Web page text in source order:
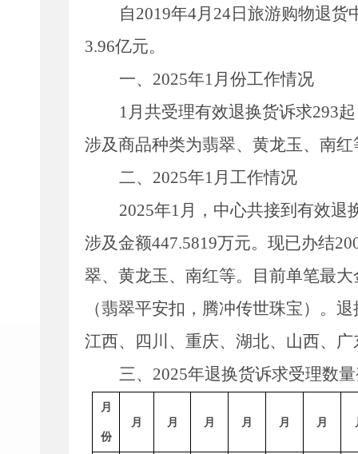
自2019年4月 24日旅游购物退货
3.96亿元。
一、 2025年1月份工作情况
1月共受理有效退换货诉求293
涉及商品种类为翡翠、 黄龙玉、南红
二、 2025年1月工作情况
2025年1月，中心共接到有效退
涉及金额447.5819万元。现已办结
翠、 黄龙玉、 南红等。目前单笔最大
（翡翠平安扣 ， 腾冲传世珠宝 ）。
江西、四川、重庆、湖北、山西、
三、 2025年退换货诉求受理数
月
份
月 月 月 月 月 月